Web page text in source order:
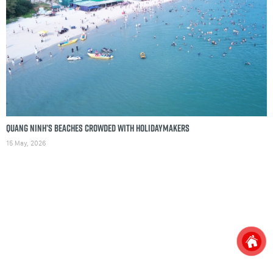
Quang Ninh’s beaches crowded with holidaymakers
15 May, 2026